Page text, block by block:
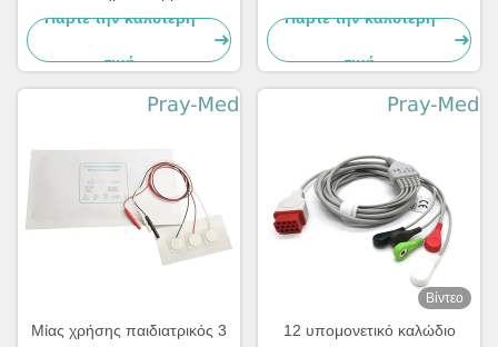
Covidien μολύβδου
Radiolucent ECG μολύβδου
Πάρτε την καλύτερη
τιμή
άμεσο συνδέει με το
Πάρτε την καλύτερη
τιμή
Μίας χρήσης παιδιατρικός 3
Βίντεο
12 υπομονετικό καλώδιο